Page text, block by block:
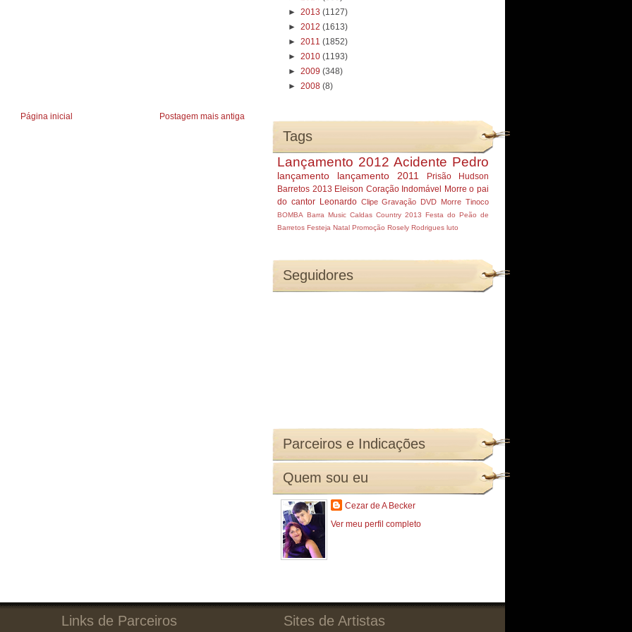
Postagem mais antiga
Página inicial
► 2013 (1127)
► 2012 (1613)
► 2011 (1852)
► 2010 (1193)
► 2009 (348)
► 2008 (8)
Tags
Lançamento 2012 Acidente Pedro
lançamento lançamento 2011
Prisão Hudson
Barretos 2013 Eleison Coração Indomável Morre o pai
do cantor Leonardo Clipe Gravação DVD Morre Tinoco
BOMBA Barra Music Caldas Country 2013 Festa do Peão de
Barretos Festeja Natal Promoção Rosely Rodrigues luto
Seguidores
Parceiros e Indicações
Quem sou eu
Cezar de A Becker
Ver meu perfil completo
Links de Parceiros Sites de Artistas